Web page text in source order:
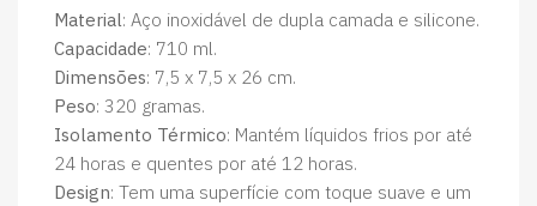
Material: Aço inoxidável de dupla camada e silicone.
Capacidade: 710 ml.
Dimensões: 7,5 x 7,5 x 26 cm.
Peso: 320 gramas.
Isolamento Térmico: Mantém líquidos frios por até
24 horas e quentes por até 12 horas.
Design: Tem uma superfície com toque suave e um